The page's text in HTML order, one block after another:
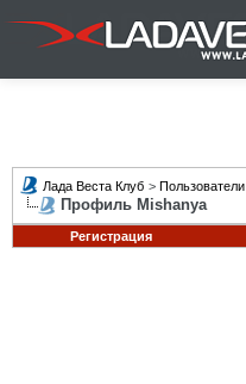
Лада Веста Клуб > Пользователи
Профиль Mishanya
Регистрация